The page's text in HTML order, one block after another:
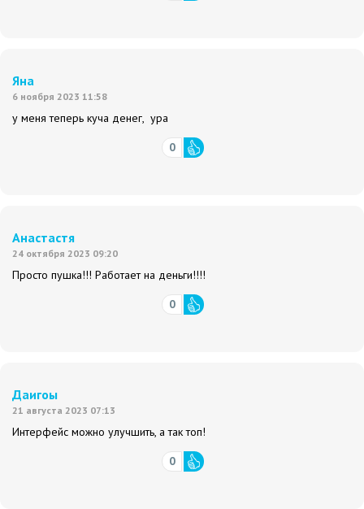
Яна
6 ноября 2023 11:58
у меня теперь куча денег, ура
0
Анастастя
24 октября 2023 09:20
Просто пушка!!! Работает на деньги!!!!
0
Даигоы
21 августа 2023 07:13
Интерфейс можно улучшить, а так топ!
0